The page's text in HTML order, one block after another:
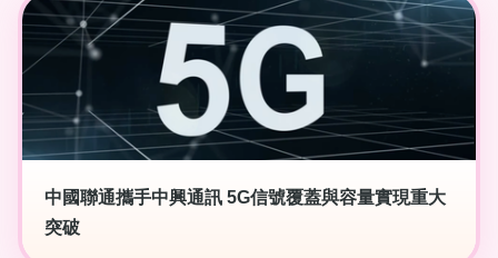
中國聯通攜手中興通訊 5G信號覆蓋與容量實現重大
突破